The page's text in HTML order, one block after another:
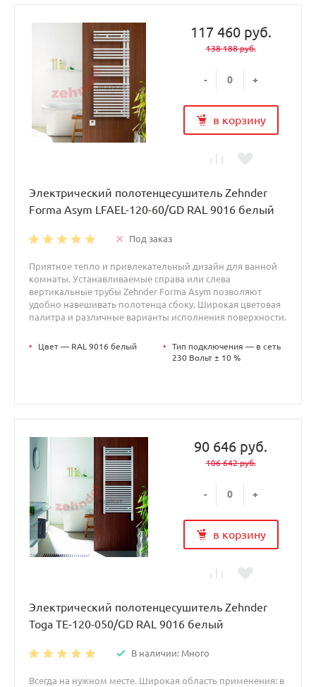
117 460 руб.
138 188 руб.
- +
в корзину
Электрический полотенцесушитель Zehnder
Forma Asym LFAEL-120-60/GD RAL 9016 белый
Под заказ
Приятное тепло и привлекательный дизайн для ванной
комнаты. Устанавливаемые справа или слева
вертикальные трубы Zehnder Forma Asym позволяют
удобно навешивать полотенца сбоку. Широкая цветовая
палитра и различные варианты исполнения поверхности.
• Цвет — RAL 9016 белый •
Тип подключения — в сеть
230 Вольт ± 10 %
90 646 руб.
106 642 руб.
- +
в корзину
Электрический полотенцесушитель Zehnder
Toga TE-120-050/GD RAL 9016 белый
В наличии: Много
Всегда на нужном месте. Широкая область применения: в